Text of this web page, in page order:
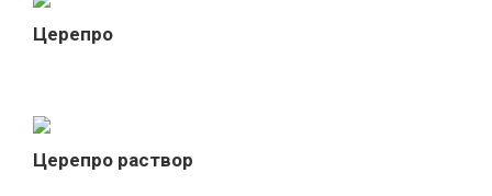
Церепро
Церепро раствор